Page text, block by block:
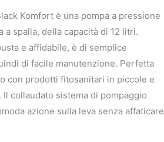
Komfort è una pompa a pressione
a spalla, della capacità di 12 litri.
e affidabile, è di semplice
di facile manutenzione. Perfetta
con prodotti fitosanitari in piccole e
collaudato sistema di pompaggio
azione sulla leva senza affaticare